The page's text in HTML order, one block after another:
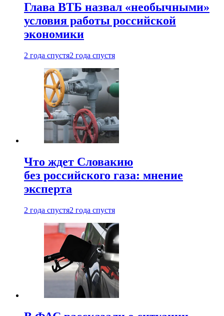
Глава ВТБ назвал «необычными»
условия работы российской
экономики
2 года спустя2 года спустя
Что ждет Словакию
без российского газа: мнение
эксперта
2 года спустя2 года спустя